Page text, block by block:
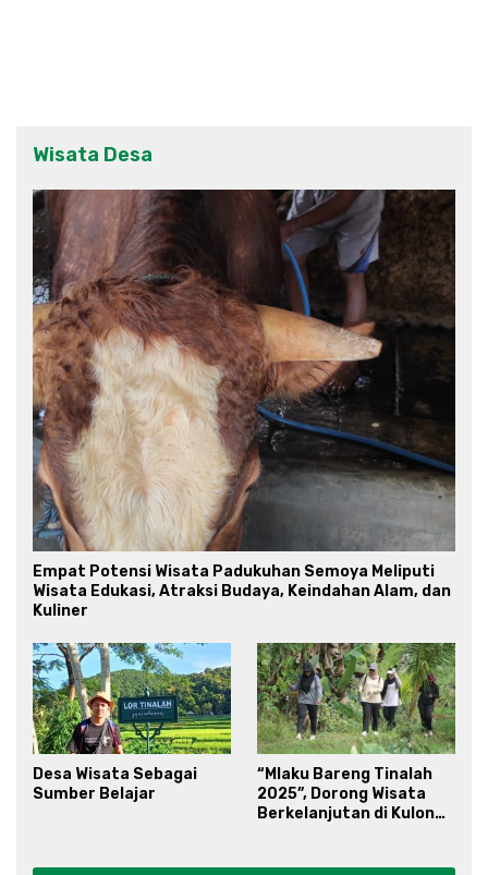
Wisata Desa
Empat Potensi Wisata Padukuhan Semoya Meliputi
Wisata Edukasi, Atraksi Budaya, Keindahan Alam, dan
Kuliner
Desa Wisata Sebagai
Sumber Belajar
“Mlaku Bareng Tinalah
2025”, Dorong Wisata
Berkelanjutan di Kulon